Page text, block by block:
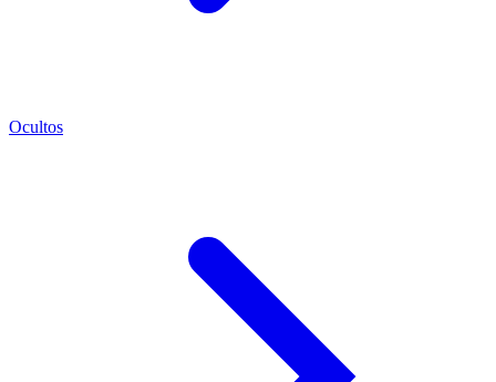
Ocultos